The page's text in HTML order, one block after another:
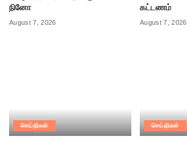
நினோ
August 7, 2026
கட்டணம்
August 7, 2026
செய்திகள் செய்திகள்